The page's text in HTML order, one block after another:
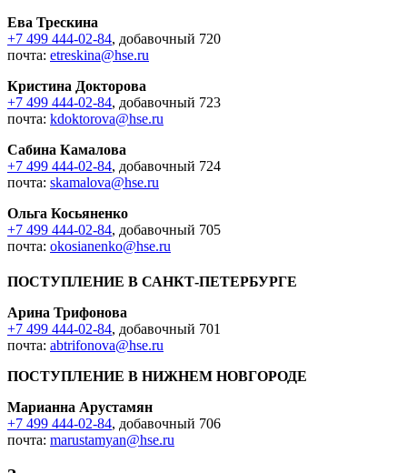
Ева Трескина
+7 499 444-02-84, добавочный 720
почта: etreskina@hse.ru
Кристина Докторова
+7 499 444-02-84, добавочный 723
почта: kdoktorova@hse.ru
Сабина Камалова
+7 499 444-02-84, добавочный 724
почта: skamalova@hse.ru
Ольга Косьяненко
+7 499 444-02-84, добавочный 705
почта: okosianenko@hse.ru
ПОСТУПЛЕНИЕ В САНКТ-ПЕТЕРБУРГЕ
Арина Трифонова
+7 499 444-02-84, добавочный 701
почта: abtrifonova@hse.ru
ПОСТУПЛЕНИЕ В НИЖНЕМ НОВГОРОДЕ
Марианна Арустамян
+7 499 444-02-84, добавочный 706
почта: marustamyan@hse.ru